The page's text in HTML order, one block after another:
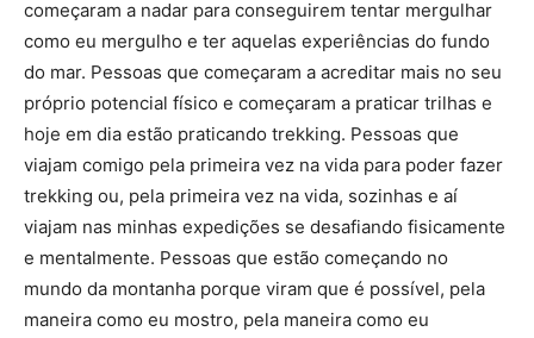
começaram a nadar para conseguirem tentar mergulhar
como eu mergulho e ter aquelas experiências do fundo
do mar. Pessoas que começaram a acreditar mais no seu
próprio potencial físico e começaram a praticar trilhas e
hoje em dia estão praticando trekking. Pessoas que
viajam comigo pela primeira vez na vida para poder fazer
trekking ou, pela primeira vez na vida, sozinhas e aí
viajam nas minhas expedições se desafiando fisicamente
e mentalmente. Pessoas que estão começando no
mundo da montanha porque viram que é possível, pela
maneira como eu mostro, pela maneira como eu